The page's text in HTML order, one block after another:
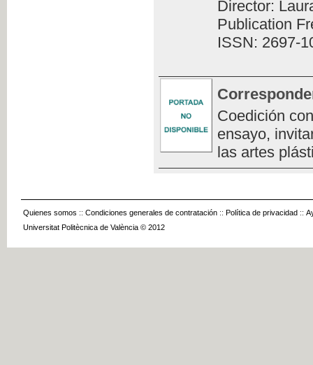
Director:
Publication
ISSN: 2697-
Coedición
ensayo,
las artes
Quienes somos :: Condiciones generales de contratación :: Política de privacidad ::
Universitat Politècnica de València © 2012